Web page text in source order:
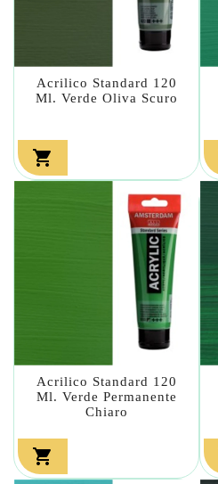
Acrilico Standard 120
Ml. Verde Oliva Scuro

Acrilico Standard 120
Ml. Verde Permanente
Chiaro
